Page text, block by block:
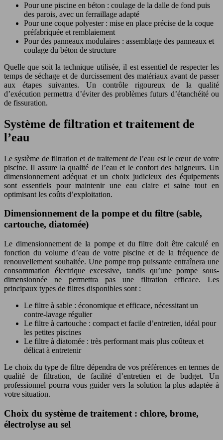
Pour une piscine en béton : coulage de la dalle de fond puis
des parois, avec un ferraillage adapté
Pour une coque polyester : mise en place précise de la coque
préfabriquée et remblaiement
Pour des panneaux modulaires : assemblage des panneaux et
coulage du béton de structure
Quelle que soit la technique utilisée, il est essentiel de respecter les
temps de séchage et de durcissement des matériaux avant de passer
aux étapes suivantes. Un contrôle rigoureux de la qualité
d’exécution permettra d’éviter des problèmes futurs d’étanchéité ou
de fissuration.
Système de filtration et traitement de
l’eau
Le système de filtration et de traitement de l’eau est le cœur de votre
piscine. Il assure la qualité de l’eau et le confort des baigneurs. Un
dimensionnement adéquat et un choix judicieux des équipements
sont essentiels pour maintenir une eau claire et saine tout en
optimisant les coûts d’exploitation.
Dimensionnement de la pompe et du filtre (sable,
cartouche, diatomée)
Le dimensionnement de la pompe et du filtre doit être calculé en
fonction du volume d’eau de votre piscine et de la fréquence de
renouvellement souhaitée. Une pompe trop puissante entraînera une
consommation électrique excessive, tandis qu’une pompe sous-
dimensionnée ne permettra pas une filtration efficace. Les
principaux types de filtres disponibles sont :
Le filtre à sable : économique et efficace, nécessitant un
contre-lavage régulier
Le filtre à cartouche : compact et facile d’entretien, idéal pour
les petites piscines
Le filtre à diatomée : très performant mais plus coûteux et
délicat à entretenir
Le choix du type de filtre dépendra de vos préférences en termes de
qualité de filtration, de facilité d’entretien et de budget. Un
professionnel pourra vous guider vers la solution la plus adaptée à
votre situation.
Choix du système de traitement : chlore, brome,
électrolyse au sel